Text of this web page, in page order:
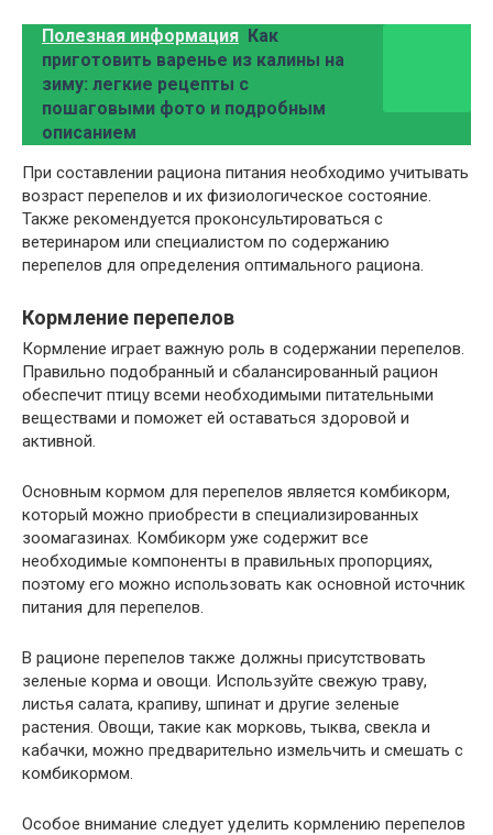
Полезная информация Как
приготовить варенье из калины на
зиму: легкие рецепты с
пошаговыми фото и подробным
описанием
При составлении рациона питания необходимо учитывать
возраст перепелов и их физиологическое состояние.
Также рекомендуется проконсультироваться с
ветеринаром или специалистом по содержанию
перепелов для определения оптимального рациона.
Кормление перепелов
Кормление играет важную роль в содержании перепелов.
Правильно подобранный и сбалансированный рацион
обеспечит птицу всеми необходимыми питательными
веществами и поможет ей оставаться здоровой и
активной.
Основным кормом для перепелов является комбикорм,
который можно приобрести в специализированных
зоомагазинах. Комбикорм уже содержит все
необходимые компоненты в правильных пропорциях,
поэтому его можно использовать как основной источник
питания для перепелов.
В рационе перепелов также должны присутствовать
зеленые корма и овощи. Используйте свежую траву,
листья салата, крапиву, шпинат и другие зеленые
растения. Овощи, такие как морковь, тыква, свекла и
кабачки, можно предварительно измельчить и смешать с
комбикормом.
Особое внимание следует уделить кормлению перепелов